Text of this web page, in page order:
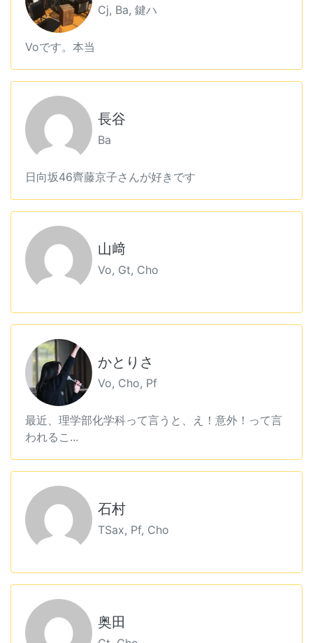
Cj, Ba, 鍵ハ
Voです。本当
長谷
Ba
日向坂46齊藤京子さんが好きです
山﨑
Vo, Gt, Cho
かとりさ
Vo, Cho, Pf
最近、理学部化学科って言うと、え！意外！って言
われるこ...
石村
TSax, Pf, Cho
奥田